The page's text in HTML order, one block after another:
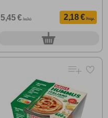
5,45 € /κιλό 2,18 € /τεμ.
0τεμ.